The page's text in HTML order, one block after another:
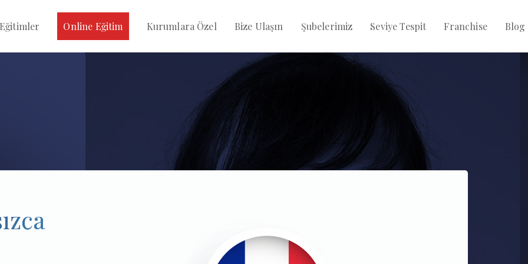
Eğitimler Online Eğitim Kurumlara Özel Bize Ulaşın Şubelerimiz Seviye Tespit Franchise Blog